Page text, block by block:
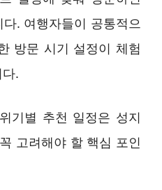
. 여행자들이 공통적으
방문 시기 설정이 체험
.
기별 추천 일정은 성지
고려해야 할 핵심 포인